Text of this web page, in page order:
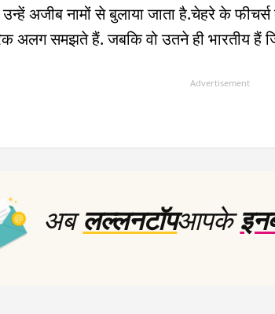
उन्हें अजीब नामों से बुलाया जाता है.चेहरे के
अलग समझते हैं. जबकि वो उतने ही भारतीय
Advertisement
अबलल्लनटॉपआपके